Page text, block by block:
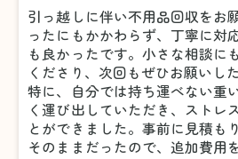
引っ越しに伴い不用品回収をお
ったにもかかわらず、丁寧に対
も良かったです。小さな相談に
くださり、次回もぜひお願いし
特に、自分では持ち運べない重
く運び出していただき、ストレ
とができました。事前に見積も
そのままだったので、追加費用